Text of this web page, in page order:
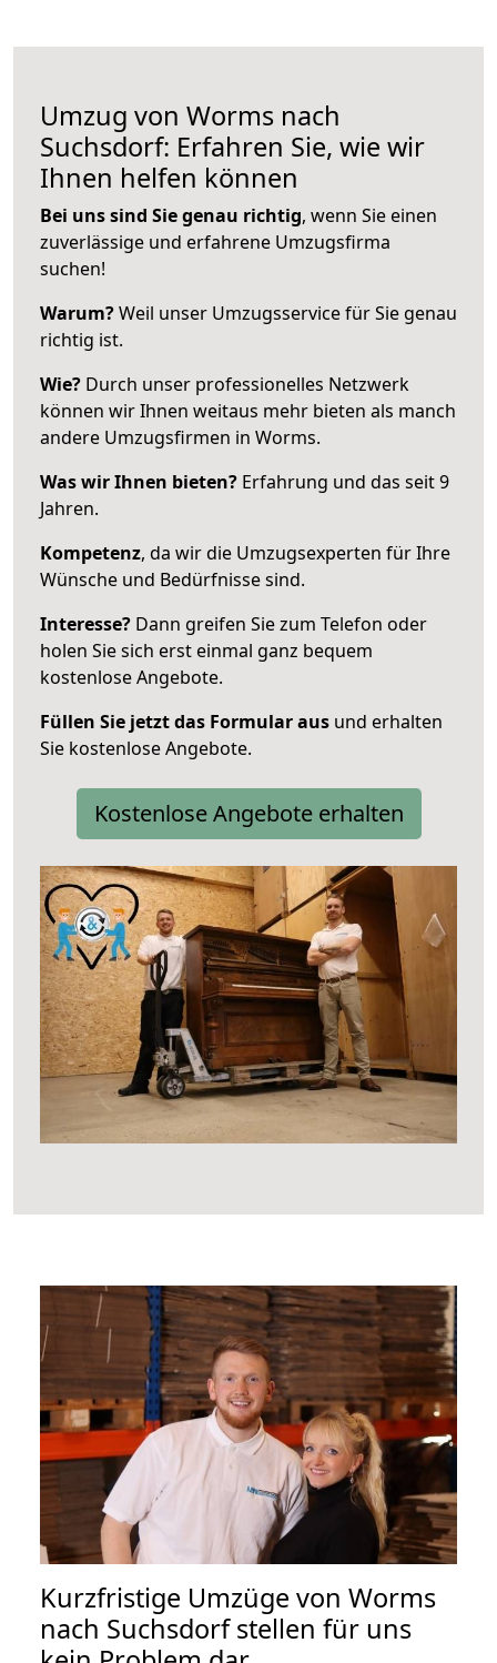
Umzug von Worms nach
Suchsdorf: Erfahren Sie, wie wir
Ihnen helfen können
Bei uns sind Sie genau richtig, wenn Sie einen
zuverlässige und erfahrene Umzugsfirma
suchen!
Warum?Weil unser Umzugsservice für Sie genau
richtig ist.
Wie? Durch unser professionelles Netzwerk
können wir Ihnen weitaus mehr bieten als manch
andere Umzugsfirmen in Worms.
Was wir Ihnen bieten? Erfahrung und das seit 9
Jahren.
Kompetenz, da wir die Umzugsexperten für Ihre
Wünsche und Bedürfnisse sind.
Interesse? Dann greifen Sie zum Telefon oder
holen Sie sich erst einmal ganz bequem
kostenlose Angebote.
Füllen Sie jetzt das Formular aus und erhalten
Sie kostenlose Angebote.
Kostenlose Angebote erhalten
Kurzfristige Umzüge von Worms
nach Suchsdorf stellen für uns